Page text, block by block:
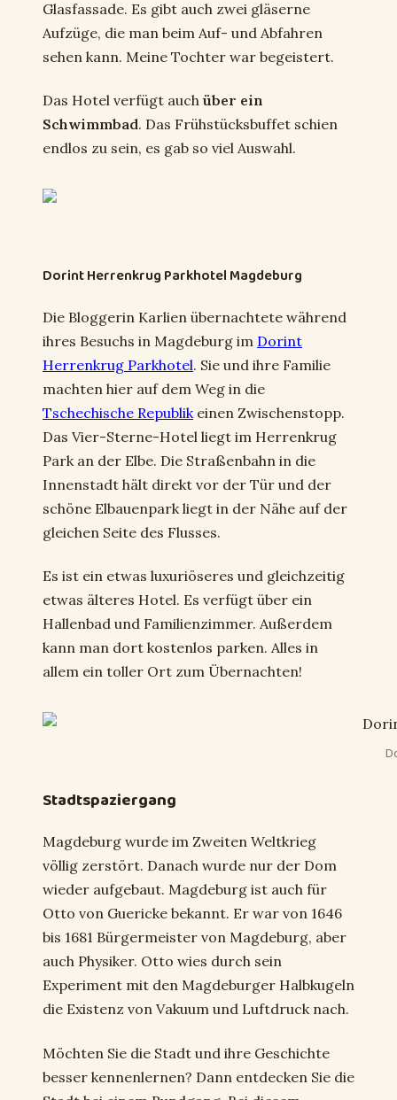
Glasfassade. Es gibt auch zwei gläserne
Aufzüge, die man beim Auf- und Abfahren
sehen kann. Meine Tochter war begeistert.
Das Hotel verfügt auch über ein
Schwimmbad. Das Frühstücksbuffet schien
endlos zu sein, es gab so viel Auswahl.
Dorint Herrenkrug Parkhotel Magdeburg
Die Bloggerin Karlien übernachtete während
ihres Besuchs in Magdeburg im Dorint
Herrenkrug Parkhotel. Sie und ihre Familie
machten hier auf dem Weg in die
Tschechische Republik einen Zwischenstopp.
Das Vier-Sterne-Hotel liegt im Herrenkrug
Park an der Elbe. Die Straßenbahn in die
Innenstadt hält direkt vor der Tür und der
schöne Elbauenpark liegt in der Nähe auf der
gleichen Seite des Flusses.
Es ist ein etwas luxuriöseres und gleichzeitig
etwas älteres Hotel. Es verfügt über ein
Hallenbad und Familienzimmer. Außerdem
kann man dort kostenlos parken. Alles in
allem ein toller Ort zum Übernachten!
Stadtspaziergang
Magdeburg wurde im Zweiten Weltkrieg
völlig zerstört. Danach wurde nur der Dom
wieder aufgebaut. Magdeburg ist auch für
Otto von Guericke bekannt. Er war von 1646
bis 1681 Bürgermeister von Magdeburg, aber
auch Physiker. Otto wies durch sein
Experiment mit den Magdeburger Halbkugeln
die Existenz von Vakuum und Luftdruck nach.
Möchten Sie die Stadt und ihre Geschichte
besser kennenlernen? Dann entdecken Sie die